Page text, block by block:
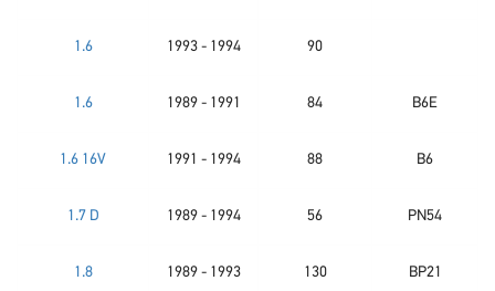
1.6 1993 - 1994 90
1.6 1989 - 1991 84 B6E
1.6 16V 1991 - 1994 88 B6
1.7 D 1989 - 1994 56 PN54
1.8 1989 - 1993 130 BP21